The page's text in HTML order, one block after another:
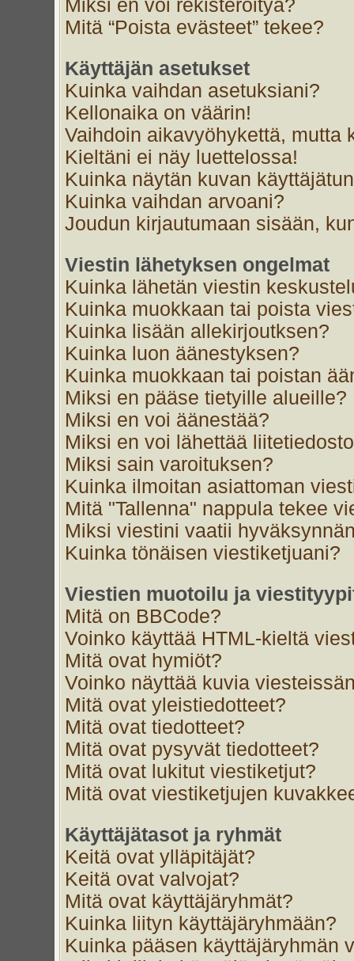
Miksi en voi rekisteröityä?
Mitä “Poista evästeet” tekee?
Käyttäjän asetukset
Kuinka vaihdan asetuksiani?
Kellonaika on väärin!
Vaihdoin aikavyöhykettä, mutta
Kieltäni ei näy luettelossa!
Kuinka näytän kuvan
Kuinka vaihdan arvoani?
Joudun kirjautumaan sisään,
Viestin lähetyksen ongelmat
Kuinka lähetän viestin
Kuinka muokkaan tai poista
Kuinka lisään allekirjoutksen?
Kuinka luon äänestyksen?
Kuinka muokkaan tai poistan
Miksi en pääse tietyille alueille?
Miksi en voi äänestää?
Miksi en voi lähettää
Miksi sain varoituksen?
Kuinka ilmoitan asiattoman
Mitä "Tallenna" nappula tekee
Miksi viestini vaatii
Kuinka tönäisen viestiketjuani?
Viestien muotoilu ja
Mitä on BBCode?
Voinko käyttää HTML-kieltä
Mitä ovat hymiöt?
Voinko näyttää kuvia
Mitä ovat yleistiedotteet?
Mitä ovat tiedotteet?
Mitä ovat pysyvät tiedotteet?
Mitä ovat lukitut viestiketjut?
Mitä ovat viestiketjujen
Käyttäjätasot ja ryhmät
Keitä ovat ylläpitäjät?
Keitä ovat valvojat?
Mitä ovat käyttäjäryhmät?
Kuinka liityn käyttäjäryhmään?
Kuinka pääsen käyttäjäryhmän